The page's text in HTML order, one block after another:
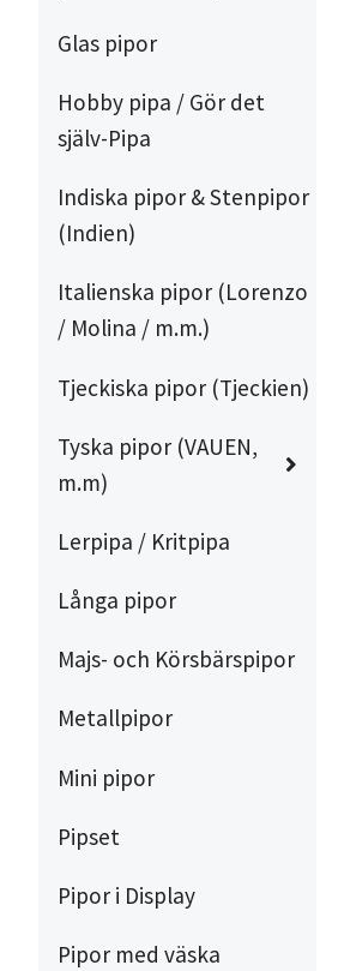
Glas pipor
Hobby pipa / Gör det
själv-Pipa
Indiska pipor & Stenpipor
(Indien)
Italienska pipor (Lorenzo
/ Molina / m.m.)
Tjeckiska pipor (Tjeckien)
Tyska pipor (VAUEN,
m.m)
Lerpipa / Kritpipa
Långa pipor
Majs- och Körsbärspipor
Metallpipor
Mini pipor
Pipset
Pipor i Display
Pipor med väska